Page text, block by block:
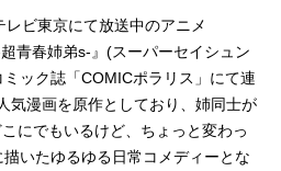
ビ東京にて放送中のアニメ
青春姉弟s-』(スーパーセイシュン
ック誌「COMICポラリス」にて連
気漫画を原作としており、姉同士が
にでもいるけど、ちょっと変わっ
いたゆるゆる日常コメディーとな